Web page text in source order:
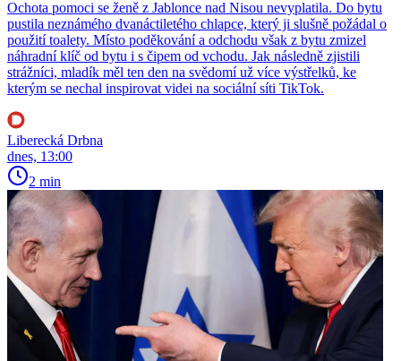
Ochota pomoci se ženě z Jablonce nad Nisou nevyplatila. Do bytu
pustila neznámého dvanáctiletého chlapce, který ji slušně požádal o
použití toalety. Místo poděkování a odchodu však z bytu zmizel
náhradní klíč od bytu i s čipem od vchodu. Jak následně zjistili
strážníci, mladík měl ten den na svědomí už více výstřelků, ke
kterým se nechal inspirovat videi na sociální síti TikTok.
Liberecká Drbna
dnes, 13:00
2 min